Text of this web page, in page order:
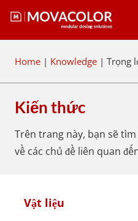
Home | Knowledge | Trọng
Kiến thức
Trên trang này, bạn sẽ
về các chủ đề liên quan
Vật liệu